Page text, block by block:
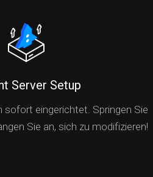
Server Setup
sofort eingerichtet. Springen Sie
Sie an, sich zu modifizieren!